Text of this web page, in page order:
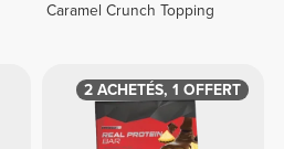
Caramel Crunch Topping
2 ACHETÉS, 1 OFFERT